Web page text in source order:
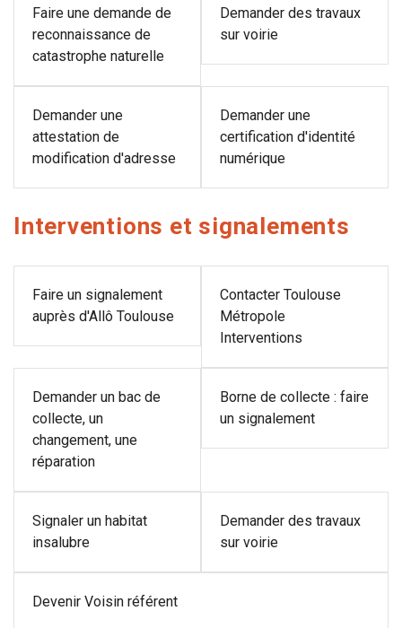
Faire une demande de
reconnaissance de
catastrophe naturelle
Demander des travaux
sur voirie
Demander une
attestation de
modification d'adresse
Demander une
certification d'identité
numérique
Interventions et signalements
Faire un signalement
auprès d'Allô Toulouse
Contacter Toulouse
Métropole
Interventions
Demander un bac de
collecte, un
changement, une
réparation
Borne de collecte : faire
un signalement
Signaler un habitat
insalubre
Demander des travaux
sur voirie
Devenir Voisin référent